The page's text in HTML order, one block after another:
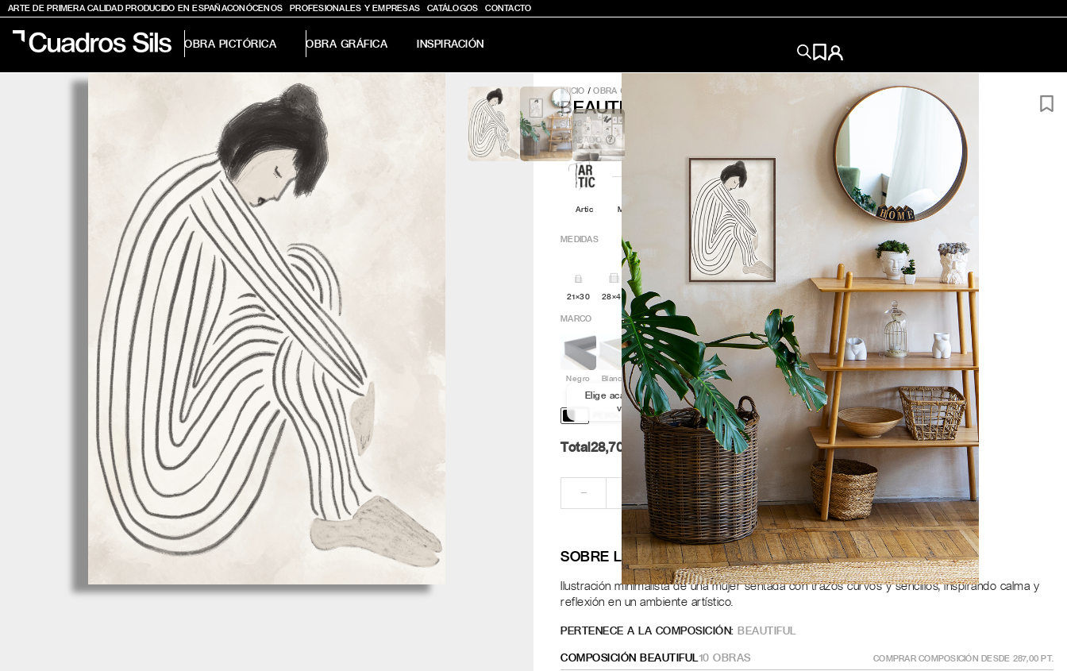
ARTE DE PRIMERA CALIDAD PRODUCIDO EN ESPAÑACONÓCENOS PROFESIONALES Y EMPRESAS CATÁLOGOS CONTACTO
OBRA PICTÓRICA OBRA GRÁFICA INSPIRACIÓN
Obra Pictórica
TELÉFONO
INICIO /OBRA GRÁFICA BEAUTIFUL 9
BEAUTIFUL 9
SQ784
ACABADO
?
Artic Minimal Q4attro
MEDIDAS
21×30 28×40 30x30 60x84 60x80 70×100 84x120
PERSONALIZACIÓN Y DISEÑO ?
MARCO
Negro Blanco Aluminio Nogal Roble
Elige acabado y medida para
ver los marcos
Total28,70
− +
REGÍSTRATE PARA AÑADIR AL CARRITO
SOBRE LA OBRA
Ilustración minimalista de una mujer sentada con trazos curvos y sencillos, inspirando calma y
reflexión en un ambiente artístico.
PERTENECE A LA COMPOSICIÓN: BEAUTIFUL
COMPOSICIÓN BEAUTIFUL 10 OBRAS COMPRAR COMPOSICIÓN DESDE 287,00 PT.